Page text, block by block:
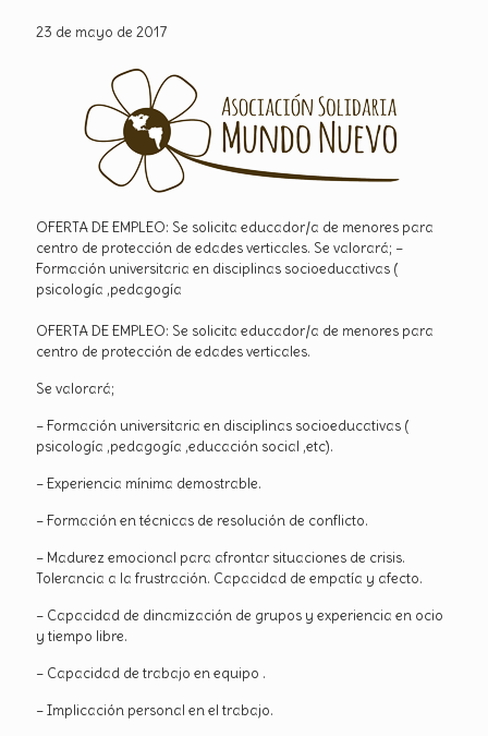
23 de mayo de 2017
OFERTA DE EMPLEO: Se solicita educador/a de menores para
centro de protección de edades verticales. Se valorará; –
Formación universitaria en disciplinas socioeducativas (
psicología ,pedagogía
OFERTA DE EMPLEO: Se solicita educador/a de menores para
centro de protección de edades verticales.
Se valorará;
– Formación universitaria en disciplinas socioeducativas (
psicología ,pedagogía ,educación social ,etc).
– Experiencia mínima demostrable.
– Formación en técnicas de resolución de conflicto.
– Madurez emocional para afrontar situaciones de crisis.
Tolerancia a la frustración. Capacidad de empatía y afecto.
– Capacidad de dinamización de grupos y experiencia en ocio
y tiempo libre.
– Capacidad de trabajo en equipo .
– Implicación personal en el trabajo.